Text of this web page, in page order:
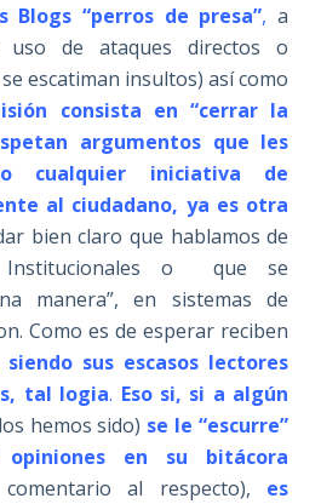
Blogs “perros de presa”,a
uso de ataques directos o
escatiman insultos) así como
consista en “cerrar la
argumentos que les
cualquier iniciativa de
al ciudadano, ya es otra
bien claro que hablamos de
Institucionales o que se
manera”, en sistemas de
Como es de esperar reciben
sus escasos lectores
tal logia. Eso si, si a algún
hemos sido) se le “escurre”
en su bitácora
al respecto), es